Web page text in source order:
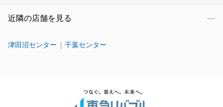
近隣の店舗を見る
津田沼センター 千葉センター